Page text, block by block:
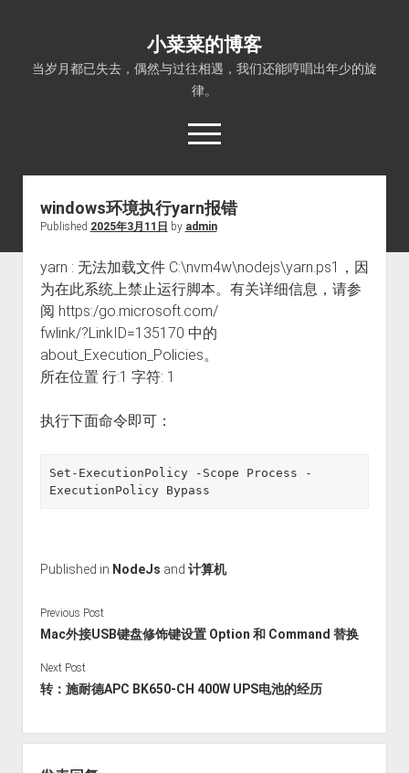
小菜菜的博客
当岁月都已失去，偶然与过往相遇，我们还能哼唱出年少的旋
律。
open
menu
windows环境执行yarn报错
Published 2025年3月11日 by admin
yarn : 无法加载文件 C:\nvm4w\nodejs\yarn.ps1，因
为在此系统上禁止运行脚本。有关详细信息，请参
阅 https:/go.microsoft.com/
fwlink/?LinkID=135170 中的
about_Execution_Policies。
所在位置 行:1 字符: 1
执行下面命令即可：
Set-ExecutionPolicy -Scope Process -
ExecutionPolicy Bypass
Published in NodeJs and 计算机
Previous Post
Mac外接USB键盘修饰键设置 Option 和 Command 替换
Next Post
转：施耐德APC BK650-CH 400W UPS电池的经历